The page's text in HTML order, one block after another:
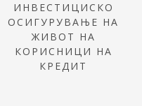
ИНВЕСТИЦИCКО
ОСИГУРУВАЊЕ НА
ЖИВОТ НА
КОРИСНИЦИ НА
КРЕДИТ